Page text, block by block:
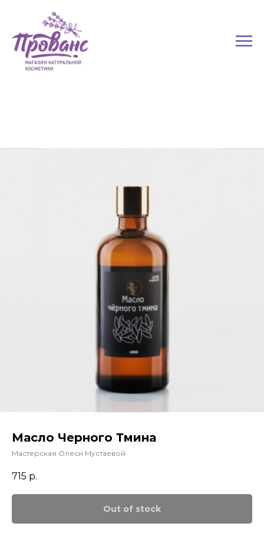
Масло Черного Тмина
Мастерская Олеси Мустаевой
715 р.
Out of stock